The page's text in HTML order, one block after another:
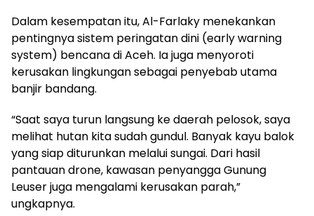
Dalam kesempatan itu, Al-Farlaky menekankan
pentingnya sistem peringatan dini (early warning
system) bencana di Aceh. Ia juga menyoroti
kerusakan lingkungan sebagai penyebab utama
banjir bandang.
“Saat saya turun langsung ke daerah pelosok, saya
melihat hutan kita sudah gundul. Banyak kayu balok
yang siap diturunkan melalui sungai. Dari hasil
pantauan drone, kawasan penyangga Gunung
Leuser juga mengalami kerusakan parah,”
ungkapnya.